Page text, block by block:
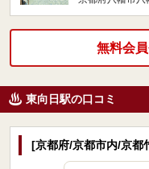
無料会
東向日駅の口コミ
[京都府/京都市内/京都